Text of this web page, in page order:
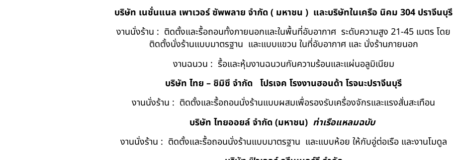
บริษัท เนชั่นแนล เพาเวอร์ ซัพพลาย จำกัด ( มหาชน ) และบริษัทในเครือ นิคม 304 ปราจีนบุรี
งานนั่งร้าน : ติดตั้งและรื้อถอนทั้งภายนอกและในพื้นที่อับอากาศ ระดับความสูง 21-45 เมตร โดย
ติดตั้งนั่งร้านแบบมาตรฐาน และแบบแขวน ในที่อับอากาศ และ นั่งร้านภายนอก
งานฉนวน : รื้อและหุ้มงานฉนวนกันความร้อนและแผ่นอลูมิเนียม
บริษัท ไทย – ชิมิซึ จำกัด โปรเจค โรงงานฮอนด้า โรจนะปราจีนบุรี
งานนั่งร้าน : ติดตั้งและรื้อถอนนั่งร้านแบบผสมเพื่อรองรับเครื่องจักรและแรงสั่นสะเทือน
บริษัท ไทยออยล์ จํากัด (มหาชน) ท่าเรือแหลมฉบับ
งานนั่งร้าน : ติดตั้งและรื้อถอนนั่งร้านแบบมาตรฐาน และแบบห้อย ให้กับอู่ต่อเรือ และงานโมดูล